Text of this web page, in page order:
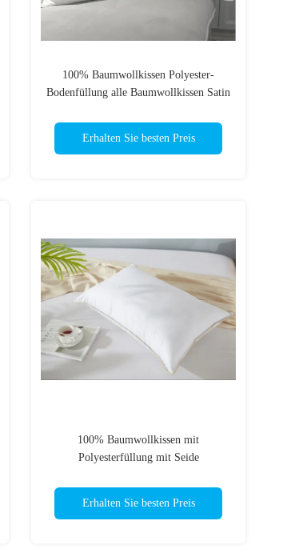
100% Baumwollkissen Polyester-
Bodenfüllung alle Baumwollkissen Satin
Erhalten Sie besten Preis
100% Baumwollkissen mit
Polyesterfüllung mit Seide
Erhalten Sie besten Preis